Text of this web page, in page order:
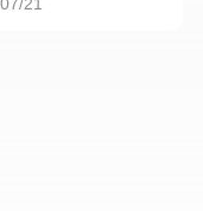
21